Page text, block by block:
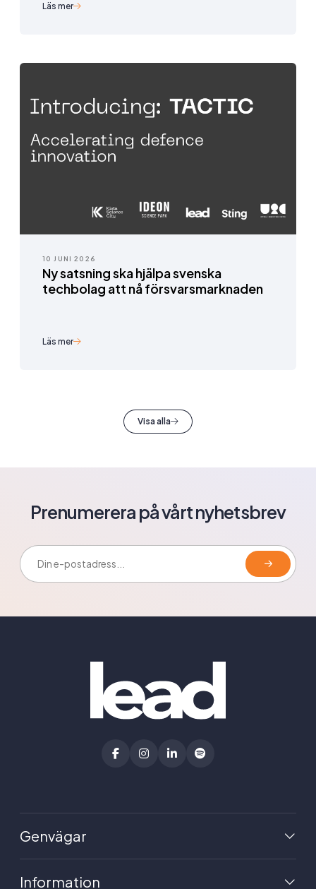
Läs mer
10 JUNI 2026
Ny satsning ska hjälpa svenska
techbolag att nå försvarsmarknaden
Läs mer
Visa alla
Prenumerera på vårt nyhetsbrev
Genvägar
Information